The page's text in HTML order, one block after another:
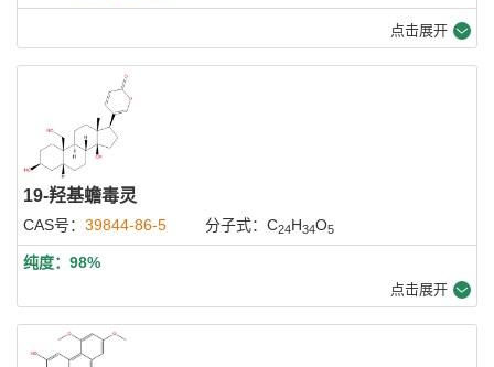
点击展开
19-羟基蟾毒灵
CAS号： 39844-86-5 分子式：C24H34O5
纯度：98%
点击展开